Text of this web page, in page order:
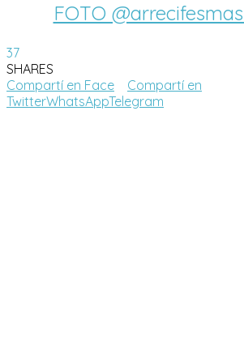
FOTO
37
SHARES
Compartí en Face
Compartí en
TwitterWhatsAppTelegram